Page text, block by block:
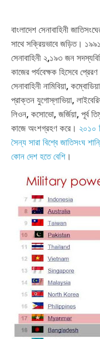
বাংলাদেশ সেনাবাহিনী
সাথে সক্রিয়ভাবে জড়িত। ১৯৯১
সেনাবাহিনী ২,১৯৩ জন
কাজের পর্যবেক্ষক হিসেবে
সেনাবাহিনী নামিবিয়া,
প্রাক্তন যুগোস্লাভিয়া,
লিওন, কসোভো, জর্জিয়া, পূর্ব
কাজে অংশগ্রহণ করে। ২০১০
সৈন্য সারা বিশ্বে জাতিসংঘ
কোন দেশ হতে বেশি।